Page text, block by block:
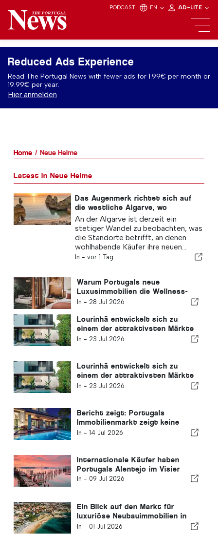
PODCAST EN AD-LITE
Reduced Ads Experience
Read The Portugal News with fewer ads for 1.99€ per month or
19.99€ per year.
Hier anmelden
Home Neue Heime
Latest in Neue Heime
Das Augenmerk richtet sich auf
die westliche Algarve, wo
luxuriöse Neubauten entstehen
An der Algarve ist derzeit ein
stetiger Wandel zu beobachten, was
die Standorte betrifft, an denen
wohlhabende Käufer ihre neuen...
In - vor 1 Tag
Warum Portugals neue
Luxusimmobilien die Wellness-
Revolution anführen
In - 28 Jul 2026
Lourinhã entwickelt sich zu
einem der attraktivsten Märkte
für Neubauwohnungen an der
In - 23 Jul 2026
Lourinhã entwickelt sich zu
einem der attraktivsten Märkte
für Neubauwohnungen an der
In - 23 Jul 2026
Bericht zeigt: Portugals
Immobilienmarkt zeigt keine
Anzeichen einer Abschwächung
In - 14 Jul 2026
Internationale Käufer haben
Portugals Alentejo im Visier
In - 09 Jul 2026
Ein Blick auf den Markt für
luxuriöse Neubauimmobilien in
Estoril, der historischen Riviera-
In - 01 Jul 2026